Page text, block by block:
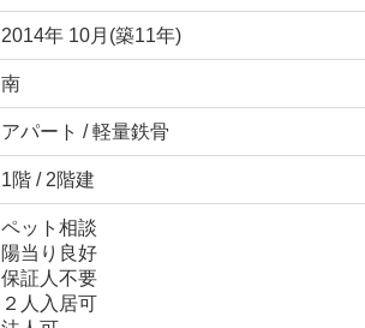
2014年 10月(築11年)
南
アパート / 軽量鉄骨
1階 / 2階建
ペット相談
陽当り良好
保証人不要
２人入居可